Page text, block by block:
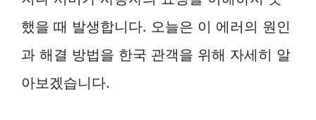
했을 때 발생합니다. 오늘은 이 에러의 원인
과 해결 방법을 한국 관객을 위해 자세히 알
아보겠습니다.